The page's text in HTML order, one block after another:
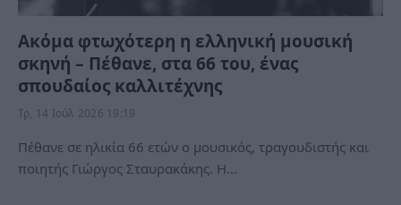
Ακόμα φτωχότερη η ελληνική μουσική
σκηνή – Πέθανε, στα 66 του, ένας
σπουδαίος καλλιτέχνης
Τρ, 14 Ιούλ 2026 19:19
Πέθανε σε ηλικία 66 ετών ο μουσικός, τραγουδιστής και
ποιητής Γιώργος Σταυρακάκης. Η…